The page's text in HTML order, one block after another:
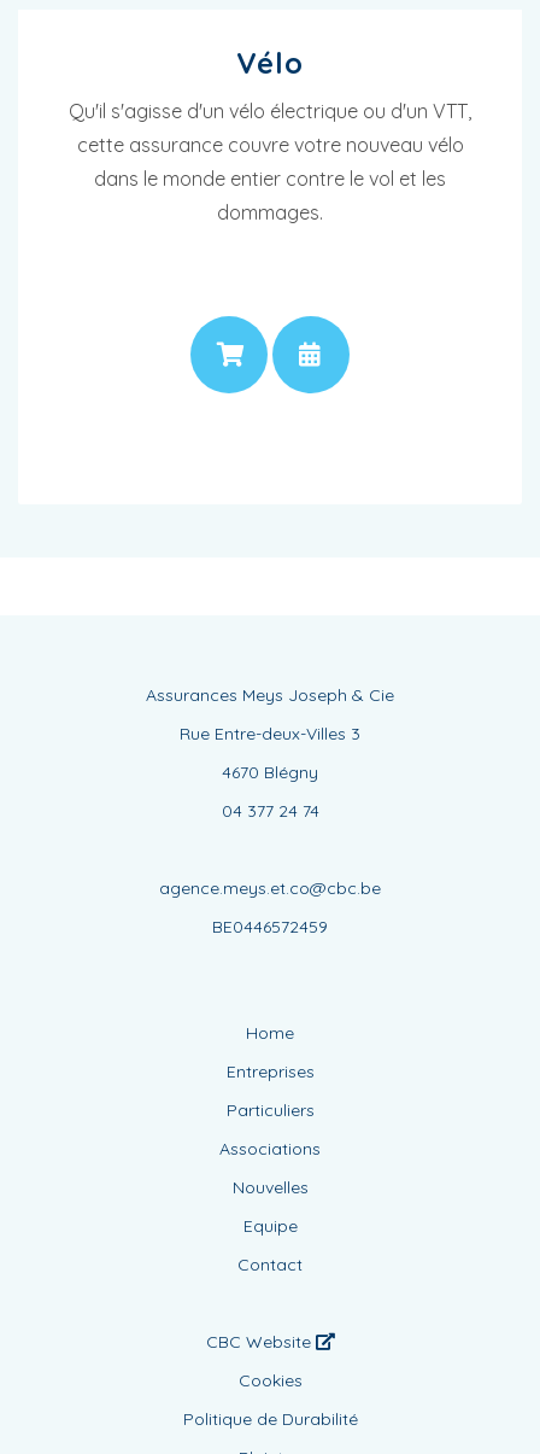
Vélo
Qu'il s'agisse d'un vélo électrique ou d'un VTT,
cette assurance couvre votre nouveau vélo
dans le monde entier contre le vol et les
dommages.
PRIX
Assurances Meys Joseph & Cie
Rue Entre-deux-Villes 3
4670 Blégny
04 377 24 74
agence.meys.et.co@cbc.be
BE0446572459
Home
Entreprises
Particuliers
Associations
Nouvelles
Equipe
Contact
CBC Website
Cookies
Politique de Durabilité